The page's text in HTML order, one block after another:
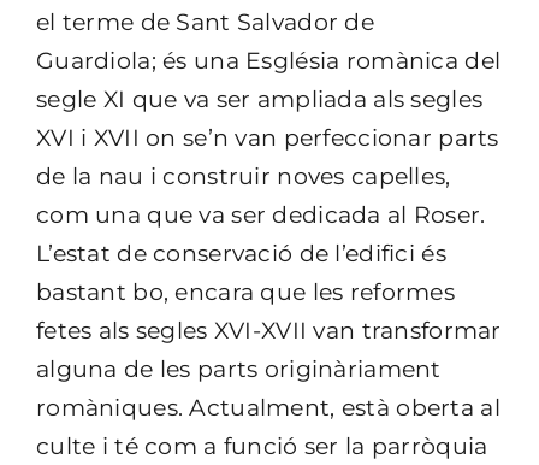
el terme de Sant Salvador de
Guardiola; és una Església romànica del
segle XI que va ser ampliada als segles
XVI i XVII on se’n van perfeccionar parts
de la nau i construir noves capelles,
com una que va ser dedicada al Roser.
L’estat de conservació de l’edifici és
bastant bo, encara que les reformes
fetes als segles XVI-XVII van transformar
alguna de les parts originàriament
romàniques. Actualment, està oberta al
culte i té com a funció ser la parròquia